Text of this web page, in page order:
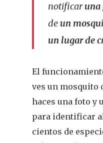
notificaruna
deun
un lugar de
El
ves un mosquito
haces una foto y
para identificar
cientos de